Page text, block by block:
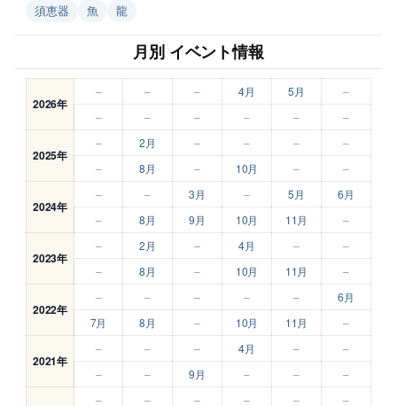
須恵器
魚 龍
月別 イベント情報
2026年
– – – 4月 5月
–
–
– – – – –
2025年
– 2月 – – –
–
–
8月 – 10月 – –
2024年
– – 3月 – 5月
6月
–
8月 9月 10月 11月 –
2023年
– 2月 – 4月 –
–
–
8月 – 10月 11月 –
2022年
– – – – –
6月
7月
8月 – 10月 11月 –
2021年
– – – 4月 –
–
–
– 9月 – – –
– – – – –
–